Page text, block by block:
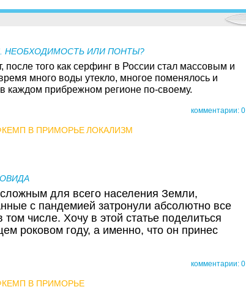
НЕОБХОДИМОСТЬ ИЛИ ПОНТЫ?
после того как серфинг в России стал массовым и
много воды утекло, многое поменялось и
каждом прибрежном регионе по-своему.
комментарии: 0
В ПРИМОРЬЕЛОКАЛИЗМ
для всего населения Земли,
с пандемией затронули абсолютно все
числе. Хочу в этой статье поделиться
роковом году, а именно, что он принес
комментарии: 0
В ПРИМОРЬЕ